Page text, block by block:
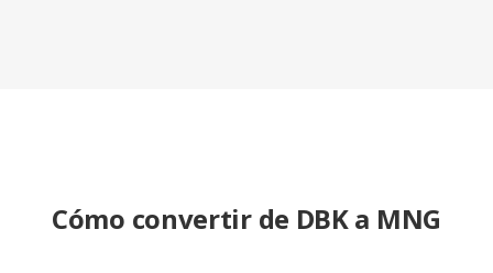
Cómo convertir de DBK a MNG